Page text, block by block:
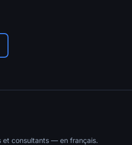
et consultants — en français.